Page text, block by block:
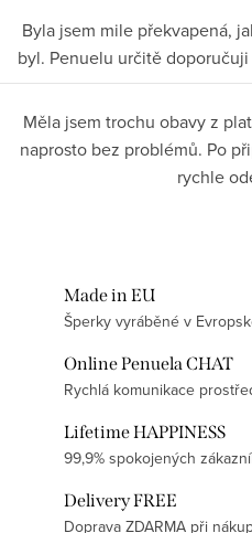
Byla jsem mile překvapená,
byl. Penuelu určitě
Měla jsem trochu obavy z
naprosto bez problémů. Po
rychle
Made in EU
Šperky vyráběné v
Online Penuela CHAT
Rychlá komunikace
Lifetime HAPPINESS
99,9% spokojených
Delivery FREE
Doprava ZDARMA při